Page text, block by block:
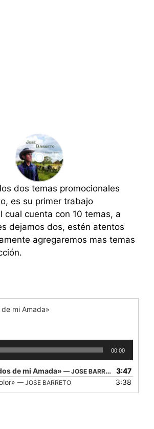
dos temas promocionales
es su primer trabajo
cual cuenta con 10 temas, a
dejamos dos, estén atentos
agregaremos mas temas
mi Amada»
00:00
de mi Amada» — JOSE BARRETO
3:47
— JOSE BARRETO 3:38